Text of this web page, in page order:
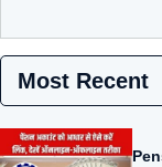
Most Recent